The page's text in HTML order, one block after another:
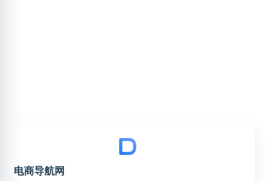
电商导航网